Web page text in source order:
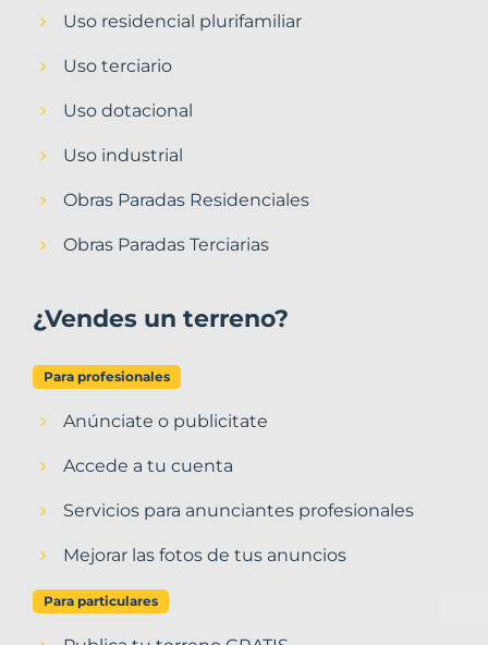
Uso residencial plurifamiliar
Uso terciario
Uso dotacional
Uso industrial
Obras Paradas Residenciales
Obras Paradas Terciarias
¿Vendes un terreno?
Para profesionales
Anúnciate o publicitate
Accede a tu cuenta
Servicios para anunciantes profesionales
Mejorar las fotos de tus anuncios
Para particulares